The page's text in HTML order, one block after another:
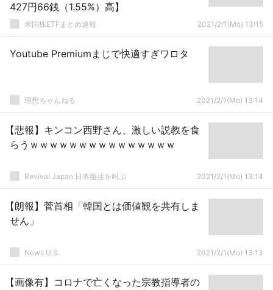
427円66銭（1.55%）高】
米国株ETFまとめ速報 2021/2/1(Mo) 13:15
Youtube Premiumまじで快適すぎワロタ
理想ちゃんねる 2021/2/1(Mo) 13:14
【悲報】キンコン西野さん、激しい説教を食
らうｗｗｗｗｗｗｗｗｗｗｗｗｗｗｗ
Revival Japan 日本復活を叫ぶ 2021/2/1(Mo) 13:14
【朗報】菅首相「韓国とは価値観を共有しま
せん」
News U.S. 2021/2/1(Mo) 13:13
【画像有】コロナで亡くなった宗教指導者の